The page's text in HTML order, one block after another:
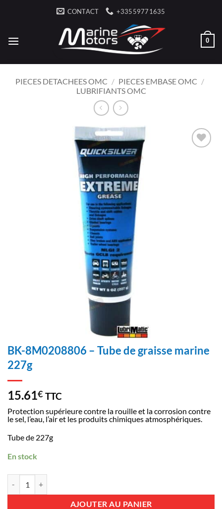
CONTACT +33559771635
0
PIECES DETACHEES OMC / PIECES EMBASE OMC /
LUBRIFIANTS OMC
BK-8M0208806 – Tube de graisse marine
227g
15.61€ TTC
Protection supérieure contre la rouille et la corrosion contre
le sel, l’eau, l’air et les produits chimiques atmosphériques.
Tube de 227g
En stock
AJOUTER AU PANIER